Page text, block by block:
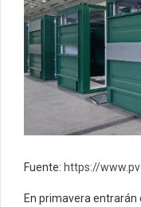
Fuente: https://
En primavera entrarán